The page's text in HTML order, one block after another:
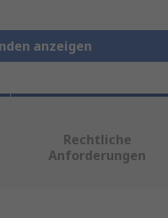
anzeigen
Rechtliche
Anforderungen